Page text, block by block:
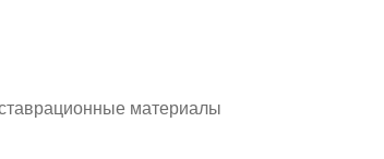
материалы